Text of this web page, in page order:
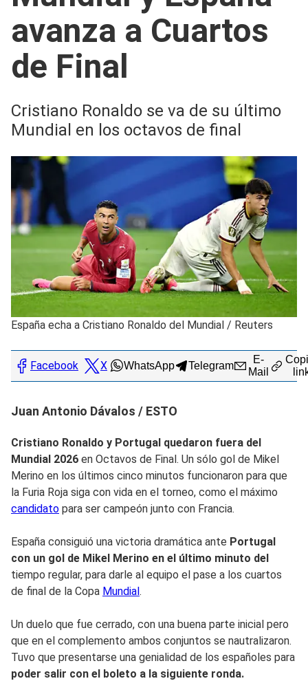
avanza a Cuartos
de Final
Cristiano Ronaldo se va de su último
Mundial en los octavos de final
España echa a Cristiano Ronaldo del Mundial / Reuters
Facebook X WhatsApp Telegram
E-
Mail
Juan Antonio Dávalos / ESTO
Cristiano Ronaldo y Portugal quedaron fuera del
Mundial 2026 en Octavos de Final. Un sólo gol de Mikel
Merino en los últimos cinco minutos funcionaron para que
la Furia Roja siga con vida en el torneo, como el máximo
candidato para ser campeón junto con Francia.
España consiguió una victoria dramática ante Portugal
con un gol de Mikel Merino en el último minuto del
tiempo regular, para darle al equipo el pase a los cuartos
de final de la Copa Mundial.
Un duelo que fue cerrado, con una buena parte inicial pero
que en el complemento ambos conjuntos se nautralizaron.
Tuvo que presentarse una genialidad de los españoles para
poder salir con el boleto a la siguiente ronda.